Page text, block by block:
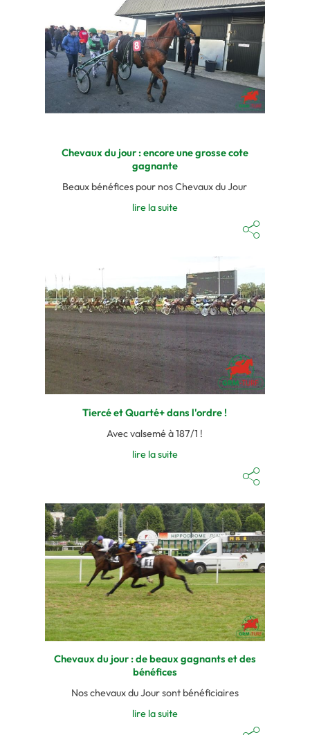
Chevaux du jour : encore une grosse cote
gagnante
Beaux bénéfices pour nos Chevaux du Jour
lire la suite
Tiercé et Quarté+ dans l'ordre !
Avec valsemé à 187/1 !
lire la suite
Chevaux du jour : de beaux gagnants et des
bénéfices
Nos chevaux du Jour sont bénéficiaires
lire la suite